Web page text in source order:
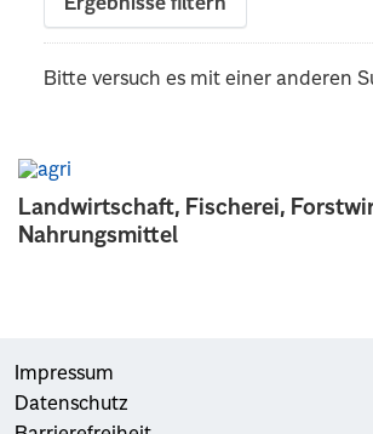
Landwirtschaft, Fischerei,
Nahrungsmittel
Ergebnisse filtern
Bitte versuch es mit einer anderen
Impressum
Datenschutz